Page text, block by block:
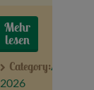
Mehr
lesen
Category:
2026